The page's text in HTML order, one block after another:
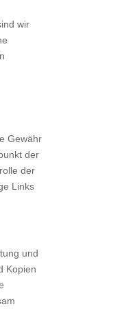
wir
Gewähr
der
der
Links
und
Kopien